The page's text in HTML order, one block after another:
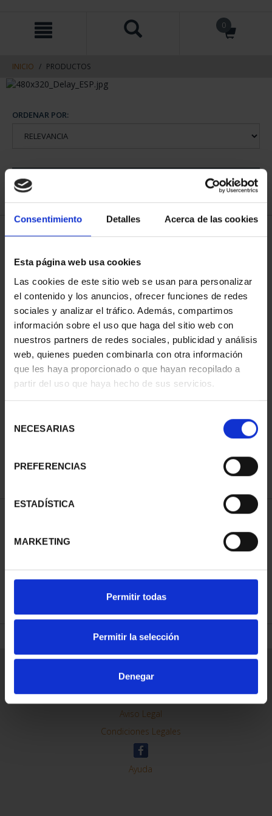
Consentimiento Detalles Acerca de las cookies
Esta página web usa cookies
Las cookies de este sitio web se usan para personalizar
el contenido y los anuncios, ofrecer funciones de redes
sociales y analizar el tráfico. Además, compartimos
información sobre el uso que haga del sitio web con
nuestros partners de redes sociales, publicidad y análisis
web, quienes pueden combinarla con otra información
que les haya proporcionado o que hayan recopilado a
partir del uso que haya hecho de sus servicios.
NECESARIAS
PREFERENCIAS
ESTADÍSTICA
MARKETING
Permitir todas
Permitir la selección
Denegar
contenido
navegacin
0
INICIO PRODUCTOS
ORDENAR POR:
1 Productos encontrados
73,00 €
REFINAR
Contacto
Preguntas Frequentes (FAQs)
Aviso Legal
Condiciones Legales
Ayuda